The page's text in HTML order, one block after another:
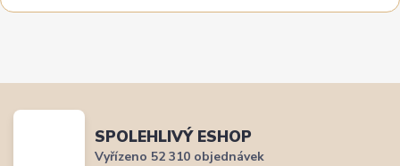
SPOLEHLIVÝ ESHOP
Vyřízeno 52 310 objednávek